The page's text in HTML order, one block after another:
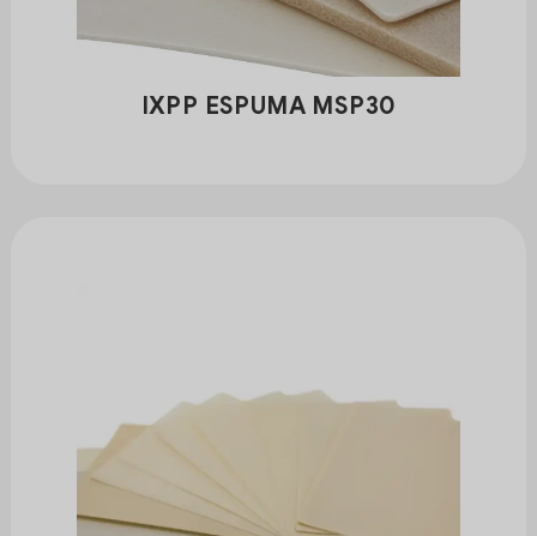
IXPP ESPUMA MSP30